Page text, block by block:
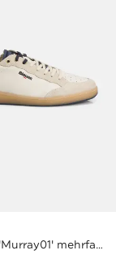
Sneaker 'Murray01' mehrfarbig